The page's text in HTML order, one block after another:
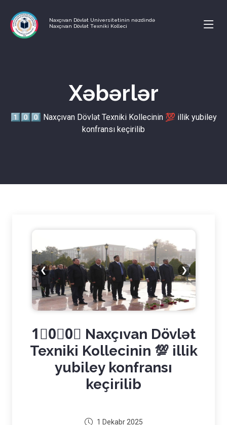
Naxçıvan Dövlət Universitetinin nəzdində
Naxçıvan Dövlət Texniki Kolleci
Xəbərlər
1⃣0⃣0⃣ Naxçıvan Dövlət Texniki Kollecinin 💯 illik yubiley
konfransı keçirilib
❮ ❯
1⃣0⃣0⃣ Naxçıvan Dövlət
Texniki Kollecinin 💯 illik
yubiley konfransı
keçirilib
1 Dekabr 2025